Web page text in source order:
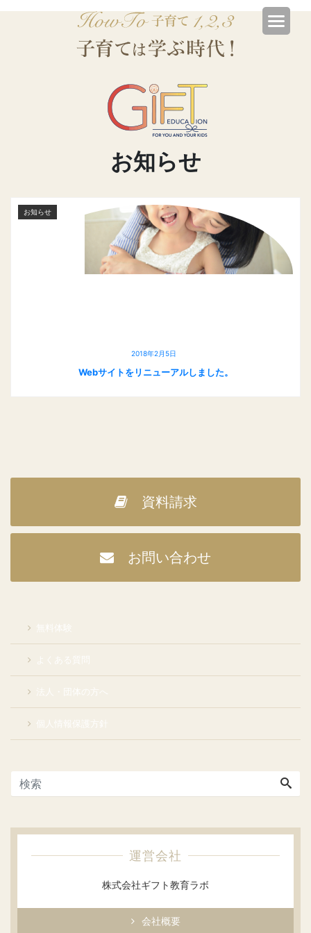
お知らせ
2018年2月5日
お知らせ
Webサイトをリニューアルしました。
資料請求
お問い合わせ
無料体験
よくある質問
法人・団体の方へ
個人情報保護方針
運営会社
株式会社ギフト教育ラボ
会社概要